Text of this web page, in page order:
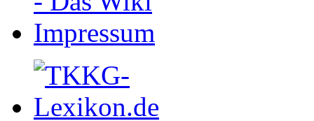
Impressum